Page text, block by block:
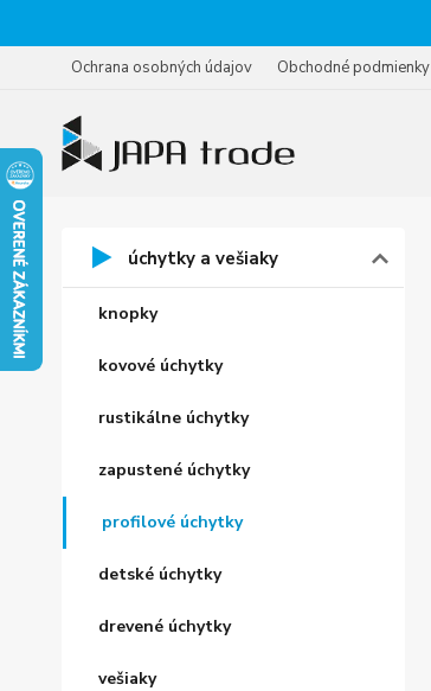
Ochrana osobných údajov Obchodné podmienky
úchytky a vešiaky
knopky
kovové úchytky
rustikálne úchytky
zapustené úchytky
profilové úchytky
detské úchytky
drevené úchytky
vešiaky